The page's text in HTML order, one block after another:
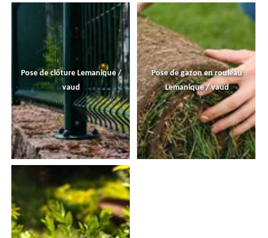
Pose de clôture Lemanique /
vaud
Pose de gazon en rouleau
Lemanique / vaud